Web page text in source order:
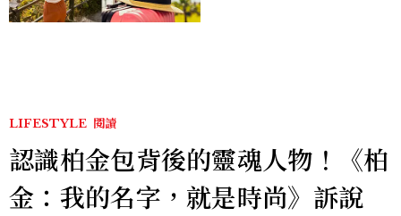
LIFESTYLE 閱讀
認識柏金包背後的靈魂人物！《柏
金：我的名字，就是時尚》訴說